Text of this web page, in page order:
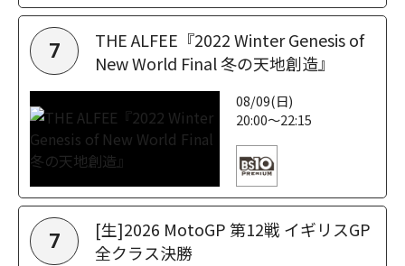
7
THE ALFEE『2022 Winter Genesis of
New World Final 冬の天地創造』
08/09(日)
20:00～22:15
7
[生]2026 MotoGP 第12戦 イギリスGP
全クラス決勝